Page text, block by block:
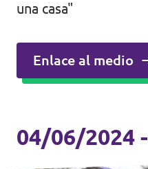
una casa"
Enlace al medio
04/06/2024